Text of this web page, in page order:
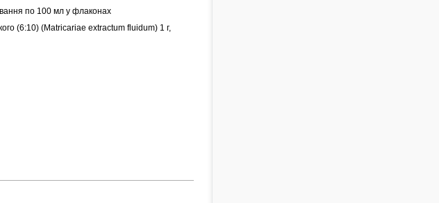
по 100 мл у флаконах
(6:10) (Matricariae extractum fluidum) 1 г,